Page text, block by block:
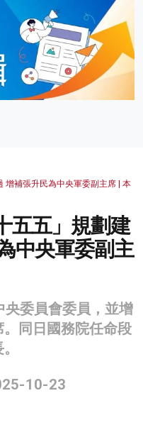
增補張升民為中央軍委副主席 | 本
五五」規劃建
中央軍委副主
央委員會委員，並增
同日國務院任命段
10-23